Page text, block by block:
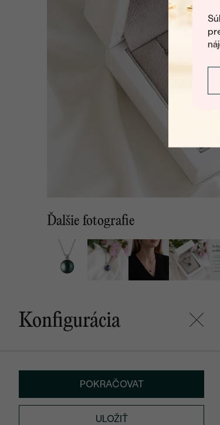
Ďalšie fotografie
Konfigurácia
POKRAČOVAT
ULOŽIŤ
Mohlo by sa vám
€ 79 SKLADOM